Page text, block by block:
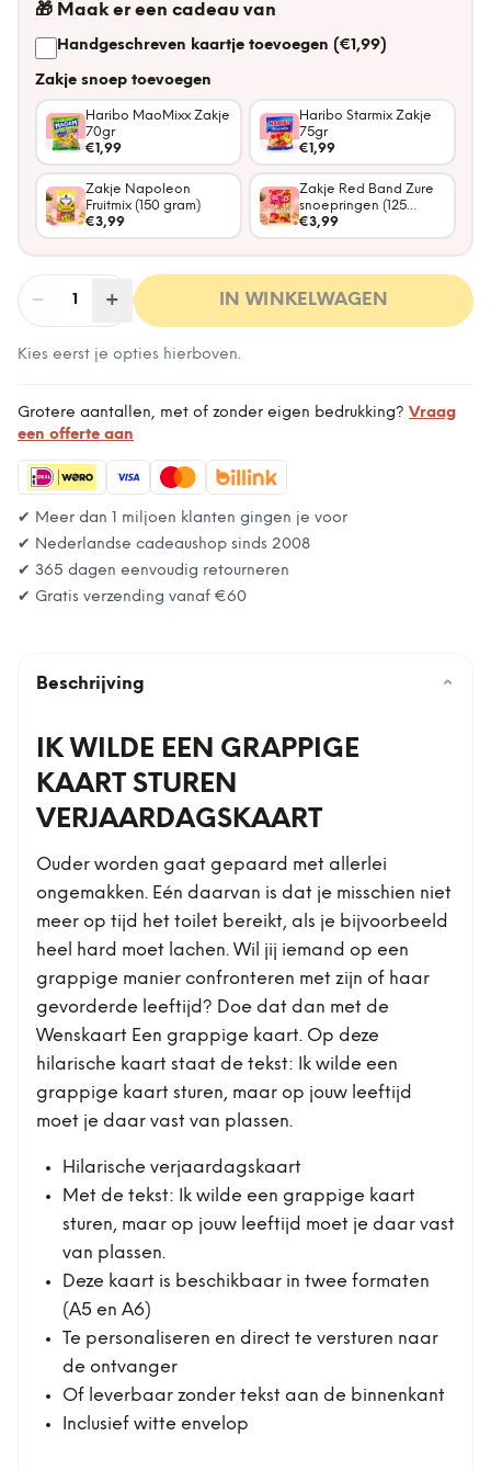
🎁 Maak er een cadeau van
Handgeschreven kaartje toevoegen (€1,99)
Zakje snoep toevoegen
Haribo MaoMixx Zakje
70gr
€1,99
Haribo Starmix Zakje
75gr
€1,99
Zakje Napoleon
Fruitmix (150 gram)
€3,99
Zakje Red Band Zure
snoepringen (125
gram)
€3,99
− Aantal
1 + IN WINKELWAGEN
Kies eerst je opties hierboven.
Grotere aantallen, met of zonder eigen bedrukking? Vraag
een offerte aan
✔ Meer dan 1 miljoen klanten gingen je voor
✔ Nederlandse cadeaushop sinds 2008
✔ 365 dagen eenvoudig retourneren
✔ Gratis verzending vanaf €60
Beschrijving ⌄
IK WILDE EEN GRAPPIGE
KAART STUREN
VERJAARDAGSKAART
Ouder worden gaat gepaard met allerlei
ongemakken. Eén daarvan is dat je misschien niet
meer op tijd het toilet bereikt, als je bijvoorbeeld
heel hard moet lachen. Wil jij iemand op een
grappige manier confronteren met zijn of haar
gevorderde leeftijd? Doe dat dan met de
Wenskaart Een grappige kaart. Op deze
hilarische kaart staat de tekst: Ik wilde een
grappige kaart sturen, maar op jouw leeftijd
moet je daar vast van plassen.
Hilarische verjaardagskaart
Met de tekst: Ik wilde een grappige kaart
sturen, maar op jouw leeftijd moet je daar vast
van plassen.
Deze kaart is beschikbaar in twee formaten
(A5 en A6)
Te personaliseren en direct te versturen naar
de ontvanger
Of leverbaar zonder tekst aan de binnenkant
Inclusief witte envelop